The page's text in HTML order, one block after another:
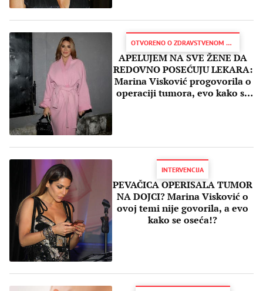
OTVORENO O ZDRAVSTVENOM STANJU
APELUJEM NA SVE ŽENE DA
REDOVNO POSEĆUJU LEKARA:
Marina Visković progovorila o
operaciji tumora, evo kako se
INTERVENCIJA
PEVAČICA OPERISALA TUMOR
NA DOJCI? Marina Visković o
ovoj temi nije govorila, a evo
kako se oseća!?